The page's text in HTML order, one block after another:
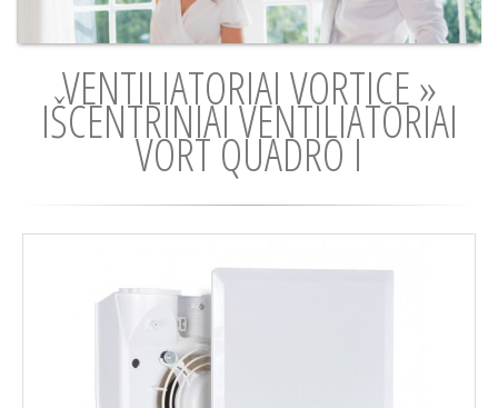
VENTILIATORIAI VORTICE »
IŠCENTRINIAI VENTILIATORIAI
VORT QUADRO I